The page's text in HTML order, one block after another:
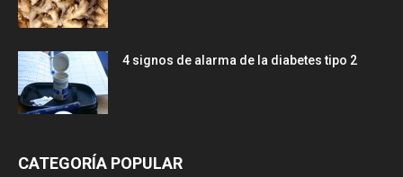
4 signos de alarma de la diabetes tipo 2
CATEGORÍA POPULAR